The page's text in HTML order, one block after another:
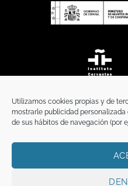
Utilizamos cookies propias y de
mostrarle publicidad
de sus hábitos de navegación (por
TÉRMINOS